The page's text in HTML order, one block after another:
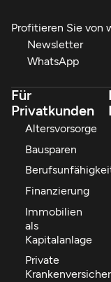
Profitieren Sie von
Newsletter
WhatsApp
Für
Privatkunden
Altersvorsorge
Bausparen
Finanzierung
Immobilien
als
Kapitalanlage
Private